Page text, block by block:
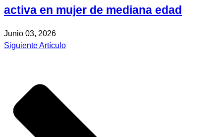
activa en mujer de mediana edad
Junio 03, 2026
Siguiente Artículo